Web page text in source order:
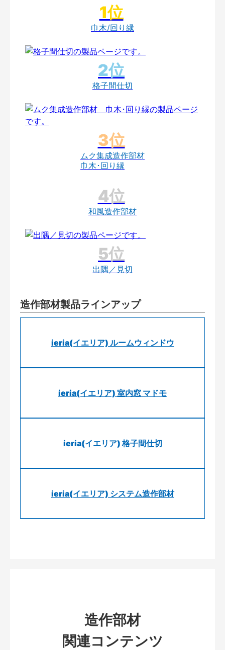
巾木/回り縁
格子間仕切
ムク集成造作部材
巾木･回り縁
和風造作部材
出隅／見切
造作部材製品ラインアップ
ieria(イエリア) ルームウィンドウ
ieria(イエリア) 室内窓 マドモ
ieria(イエリア) 格子間仕切
ieria(イエリア) システム造作部材
造作部材
関連コンテンツ